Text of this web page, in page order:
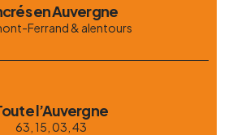
en Auvergne
Ferrand & alentours
l’Auvergne
63, 15, 03, 43